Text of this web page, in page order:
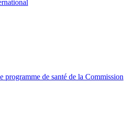
programme de santé de la Commission